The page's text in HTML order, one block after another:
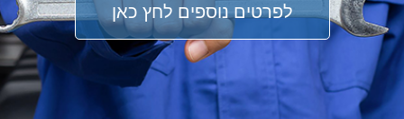
לפרטים נוספים לחץ כאן